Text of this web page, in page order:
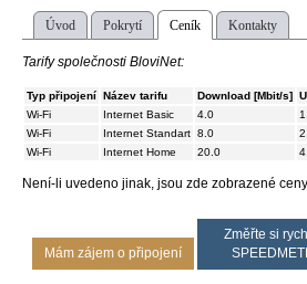
Úvod Pokrytí Ceník Kontakty
Tarify společnosti BloviNet:
Typ připojení Název tarifu Download [Mbit/s]
Wi-Fi
Internet Basic 4.0
Wi-Fi
Internet Standart 8.0
Wi-Fi
Internet Home 20.0
Není-li uvedeno jinak, jsou zde zobrazené
Mám zájem o připojení
Změřte si